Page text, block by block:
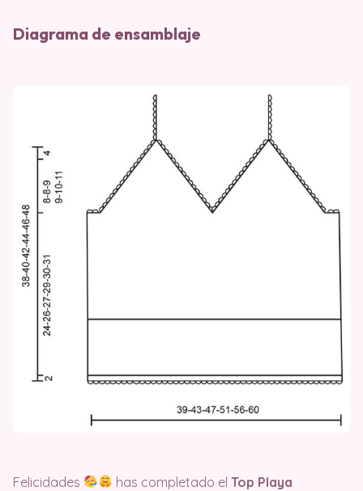
Diagrama de ensamblaje
Felicidades has completado elTop Playa